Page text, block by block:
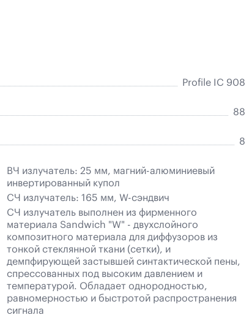
Profile IC 908
88
8
ВЧ излучатель: 25 мм, магний-алюминиевый
инвертированный купол
СЧ излучатель: 165 мм, W-сэндвич
СЧ излучатель выполнен из фирменного
материала Sandwich "W" - двухслойного
композитного материала для диффузоров из
тонкой стеклянной ткани (сетки), и
демпфирующей застывшей синтактической пены,
спрессованных под высоким давлением и
температурой. Обладает однородностью,
равномерностью и быстротой распространения
сигнала